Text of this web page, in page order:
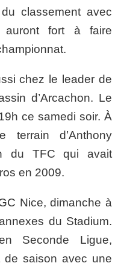
classement avec
auront fort à faire
chez le leader de
d’Arcachon. Le
ce samedi soir. À
d’Anthony
du TFC qui avait
en 2009.
Nice, dimanche à
du Stadium.
Seconde Ligue,
de saison avec une